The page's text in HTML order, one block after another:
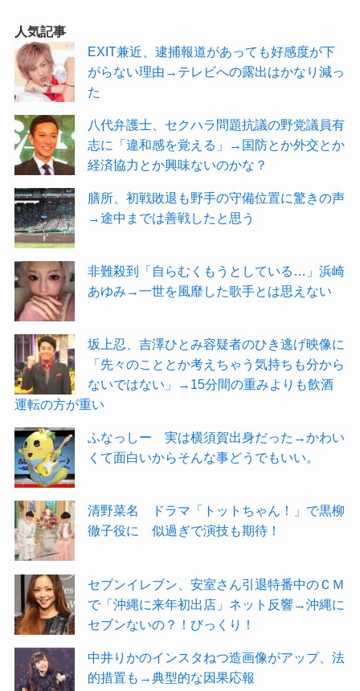
人気記事
EXIT兼近、逮捕報道があっても好感度が下
がらない理由→テレビへの露出はかなり減っ
た
八代弁護士、セクハラ問題抗議の野党議員有
志に「違和感を覚える」→国防とか外交とか
経済協力とか興味ないのかな？
膳所、初戦敗退も野手の守備位置に驚きの声
→途中までは善戦したと思う
非難殺到「自らむくもうとしている…」浜崎
あゆみ→一世を風靡した歌手とは思えない
坂上忍、吉澤ひとみ容疑者のひき逃げ映像に
「先々のこととか考えちゃう気持ちも分から
ないではない」→15分間の重みよりも飲酒
運転の方が重い
ふなっしー 実は横須賀出身だった→かわい
くて面白いからそんな事どうでもいい。
清野菜名 ドラマ「トットちゃん！」で黒柳
徹子役に 似過ぎで演技も期待！
セブンイレブン、安室さん引退特番中のＣＭ
で「沖縄に来年初出店」ネット反響→沖縄に
セブンないの？！びっくり！
中井りかのインスタねつ造画像がアップ、法
的措置も→典型的な因果応報